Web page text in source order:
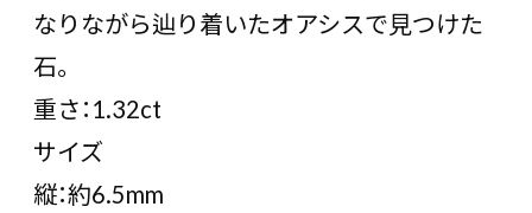
なりながら辿り着いたオアシスで見つけた
石。
重さ：1.32ct
サイズ
縦：約6.5mm